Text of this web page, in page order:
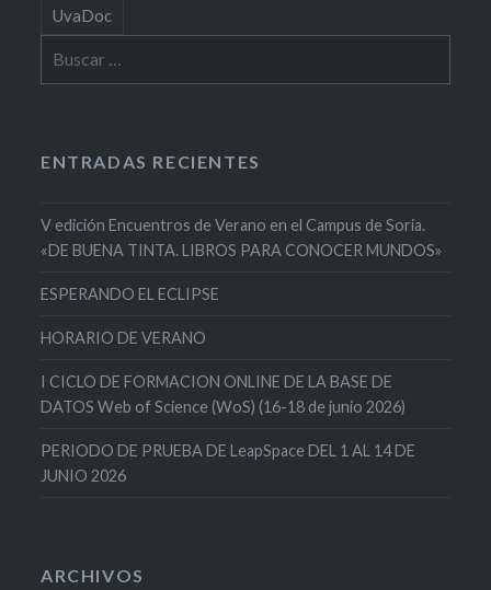
UvaDoc
ENTRADAS RECIENTES
V edición Encuentros de Verano en el Campus de Soria.
«DE BUENA TINTA. LIBROS PARA CONOCER MUNDOS»
ESPERANDO EL ECLIPSE
HORARIO DE VERANO
I CICLO DE FORMACION ONLINE DE LA BASE DE
DATOS Web of Science (WoS) (16-18 de junio 2026)
PERIODO DE PRUEBA DE LeapSpace DEL 1 AL 14 DE
JUNIO 2026
ARCHIVOS